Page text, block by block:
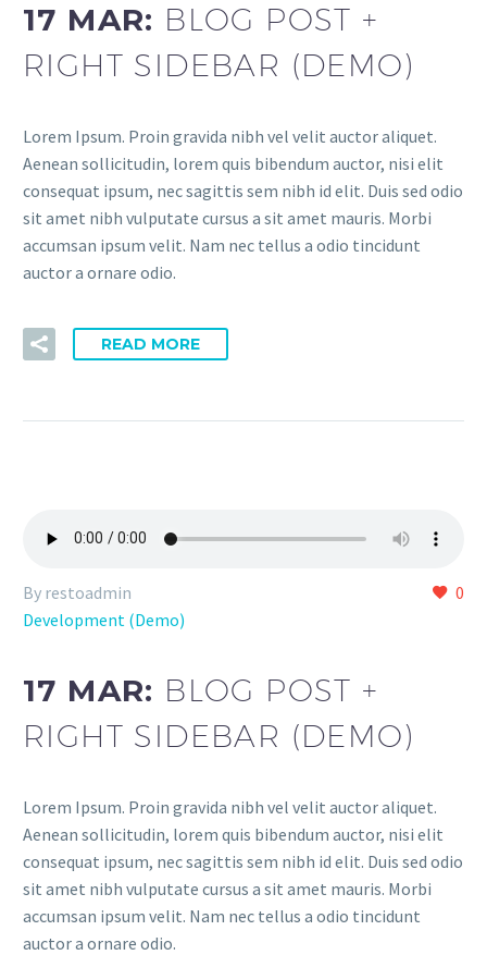
17 MAR: BLOG POST +
RIGHT SIDEBAR (DEMO)
Lorem Ipsum. Proin gravida nibh vel velit auctor aliquet.
Aenean sollicitudin, lorem quis bibendum auctor, nisi elit
consequat ipsum, nec sagittis sem nibh id elit. Duis sed odio
sit amet nibh vulputate cursus a sit amet mauris. Morbi
accumsan ipsum velit. Nam nec tellus a odio tincidunt
auctor a ornare odio.
READ MORE
0
By restoadmin
Development (Demo)
17 MAR: BLOG POST +
RIGHT SIDEBAR (DEMO)
Lorem Ipsum. Proin gravida nibh vel velit auctor aliquet.
Aenean sollicitudin, lorem quis bibendum auctor, nisi elit
consequat ipsum, nec sagittis sem nibh id elit. Duis sed odio
sit amet nibh vulputate cursus a sit amet mauris. Morbi
accumsan ipsum velit. Nam nec tellus a odio tincidunt
auctor a ornare odio.